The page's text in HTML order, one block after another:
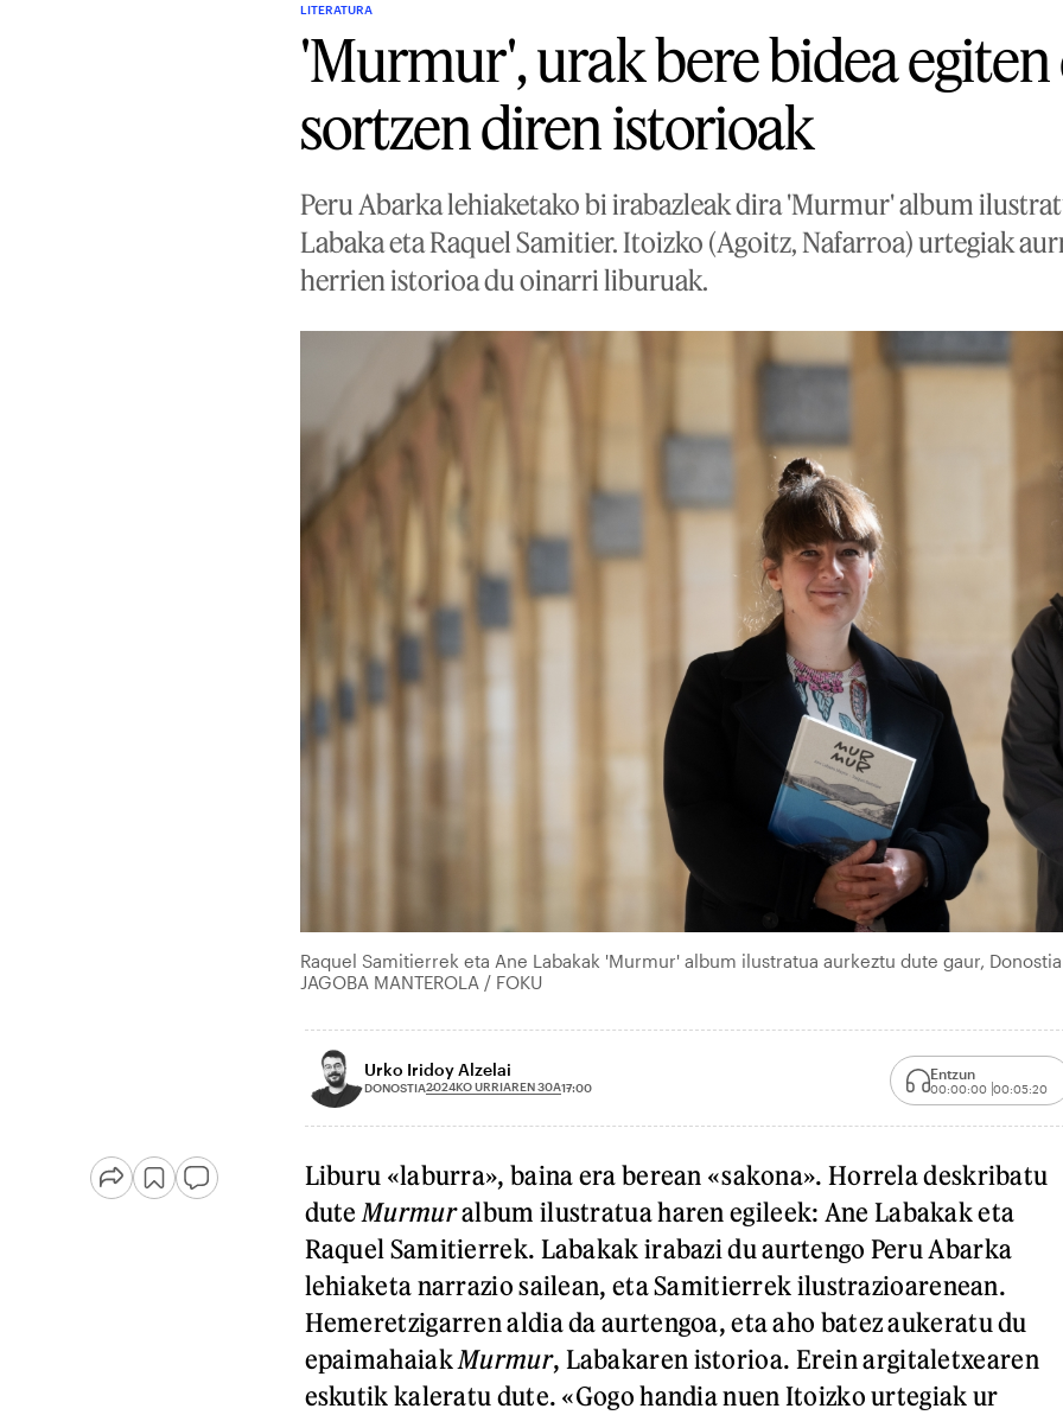
LITERATURA
'Murmur', urak bere bidea
sortzen diren istorioak
Peru Abarka lehiaketako bi irabazleak dira 'Murmur' album
Labaka eta Raquel Samitier. Itoizko (Agoitz, Nafarroa) urtegiak
herrien istorioa du oinarri liburuak.
Raquel Samitierrek eta Ane Labakak 'Murmur' album ilustratua aurkeztu dute gaur,
JAGOBA MANTEROLA / FOKU
Urko Iridoy Alzelai
DONOSTIA2024KO URRIAREN 30A17:00
Entzun
00:00:00 00:05:20
Liburu «laburra», baina era berean «sakona». Horrela deskribatu
dute Murmuralbum ilustratua haren egileek: Ane Labakak eta
Raquel Samitierrek. Labakak irabazi du aurtengo Peru Abarka
lehiaketa narrazio sailean, eta Samitierrek ilustrazioarenean.
Hemeretzigarren aldia da aurtengoa, eta aho batez aukeratu du
epaimahaiak Murmur, Labakaren istorioa. Erein argitaletxearen
eskutik kaleratu dute. «Gogo handia nuen Itoizko urtegiak ur